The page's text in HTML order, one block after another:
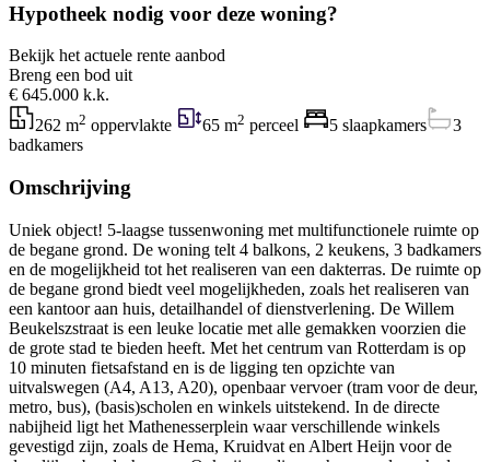
Hypotheek nodig voor deze woning?
Bekijk het actuele rente aanbod
Breng een bod uit
€ 645.000 k.k.
262 m2 oppervlakte 65 m2 perceel 5 slaapkamers
3
badkamers
Omschrijving
Uniek object! 5-laagse tussenwoning met multifunctionele ruimte op
de begane grond. De woning telt 4 balkons, 2 keukens, 3 badkamers
en de mogelijkheid tot het realiseren van een dakterras. De ruimte op
de begane grond biedt veel mogelijkheden, zoals het realiseren van
een kantoor aan huis, detailhandel of dienstverlening. De Willem
Beukelszstraat is een leuke locatie met alle gemakken voorzien die
de grote stad te bieden heeft. Met het centrum van Rotterdam is op
10 minuten fietsafstand en is de ligging ten opzichte van
uitvalswegen (A4, A13, A20), openbaar vervoer (tram voor de deur,
metro, bus), (basis)scholen en winkels uitstekend. In de directe
nabijheid ligt het Mathenesserplein waar verschillende winkels
gevestigd zijn, zoals de Hema, Kruidvat en Albert Heijn voor de